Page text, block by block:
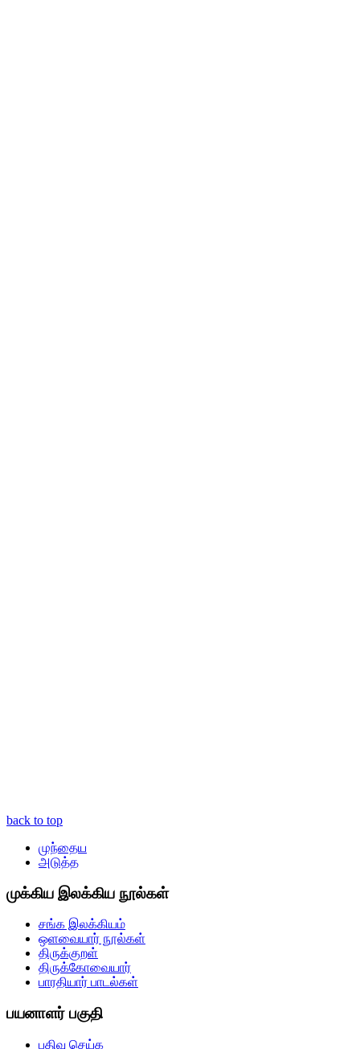
back to top
முந்தைய
அடுத்த
முக்கிய இலக்கிய நூல்கள்
சங்க இலக்கியம்
ஒளவையார் நூல்கள்
திருக்குறள்
திருக்கோவையார்
பாரதியார் பாடல்கள்
பயனாளர் பகுதி
பதிவு செய்க